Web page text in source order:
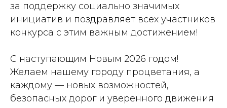
за поддержку социально значимых
инициатив и поздравляет всех участников
конкурса с этим важным достижением!
С наступающим Новым 2026 годом!
Желаем нашему городу процветания, а
каждому — новых возможностей,
безопасных дорог и уверенного движения